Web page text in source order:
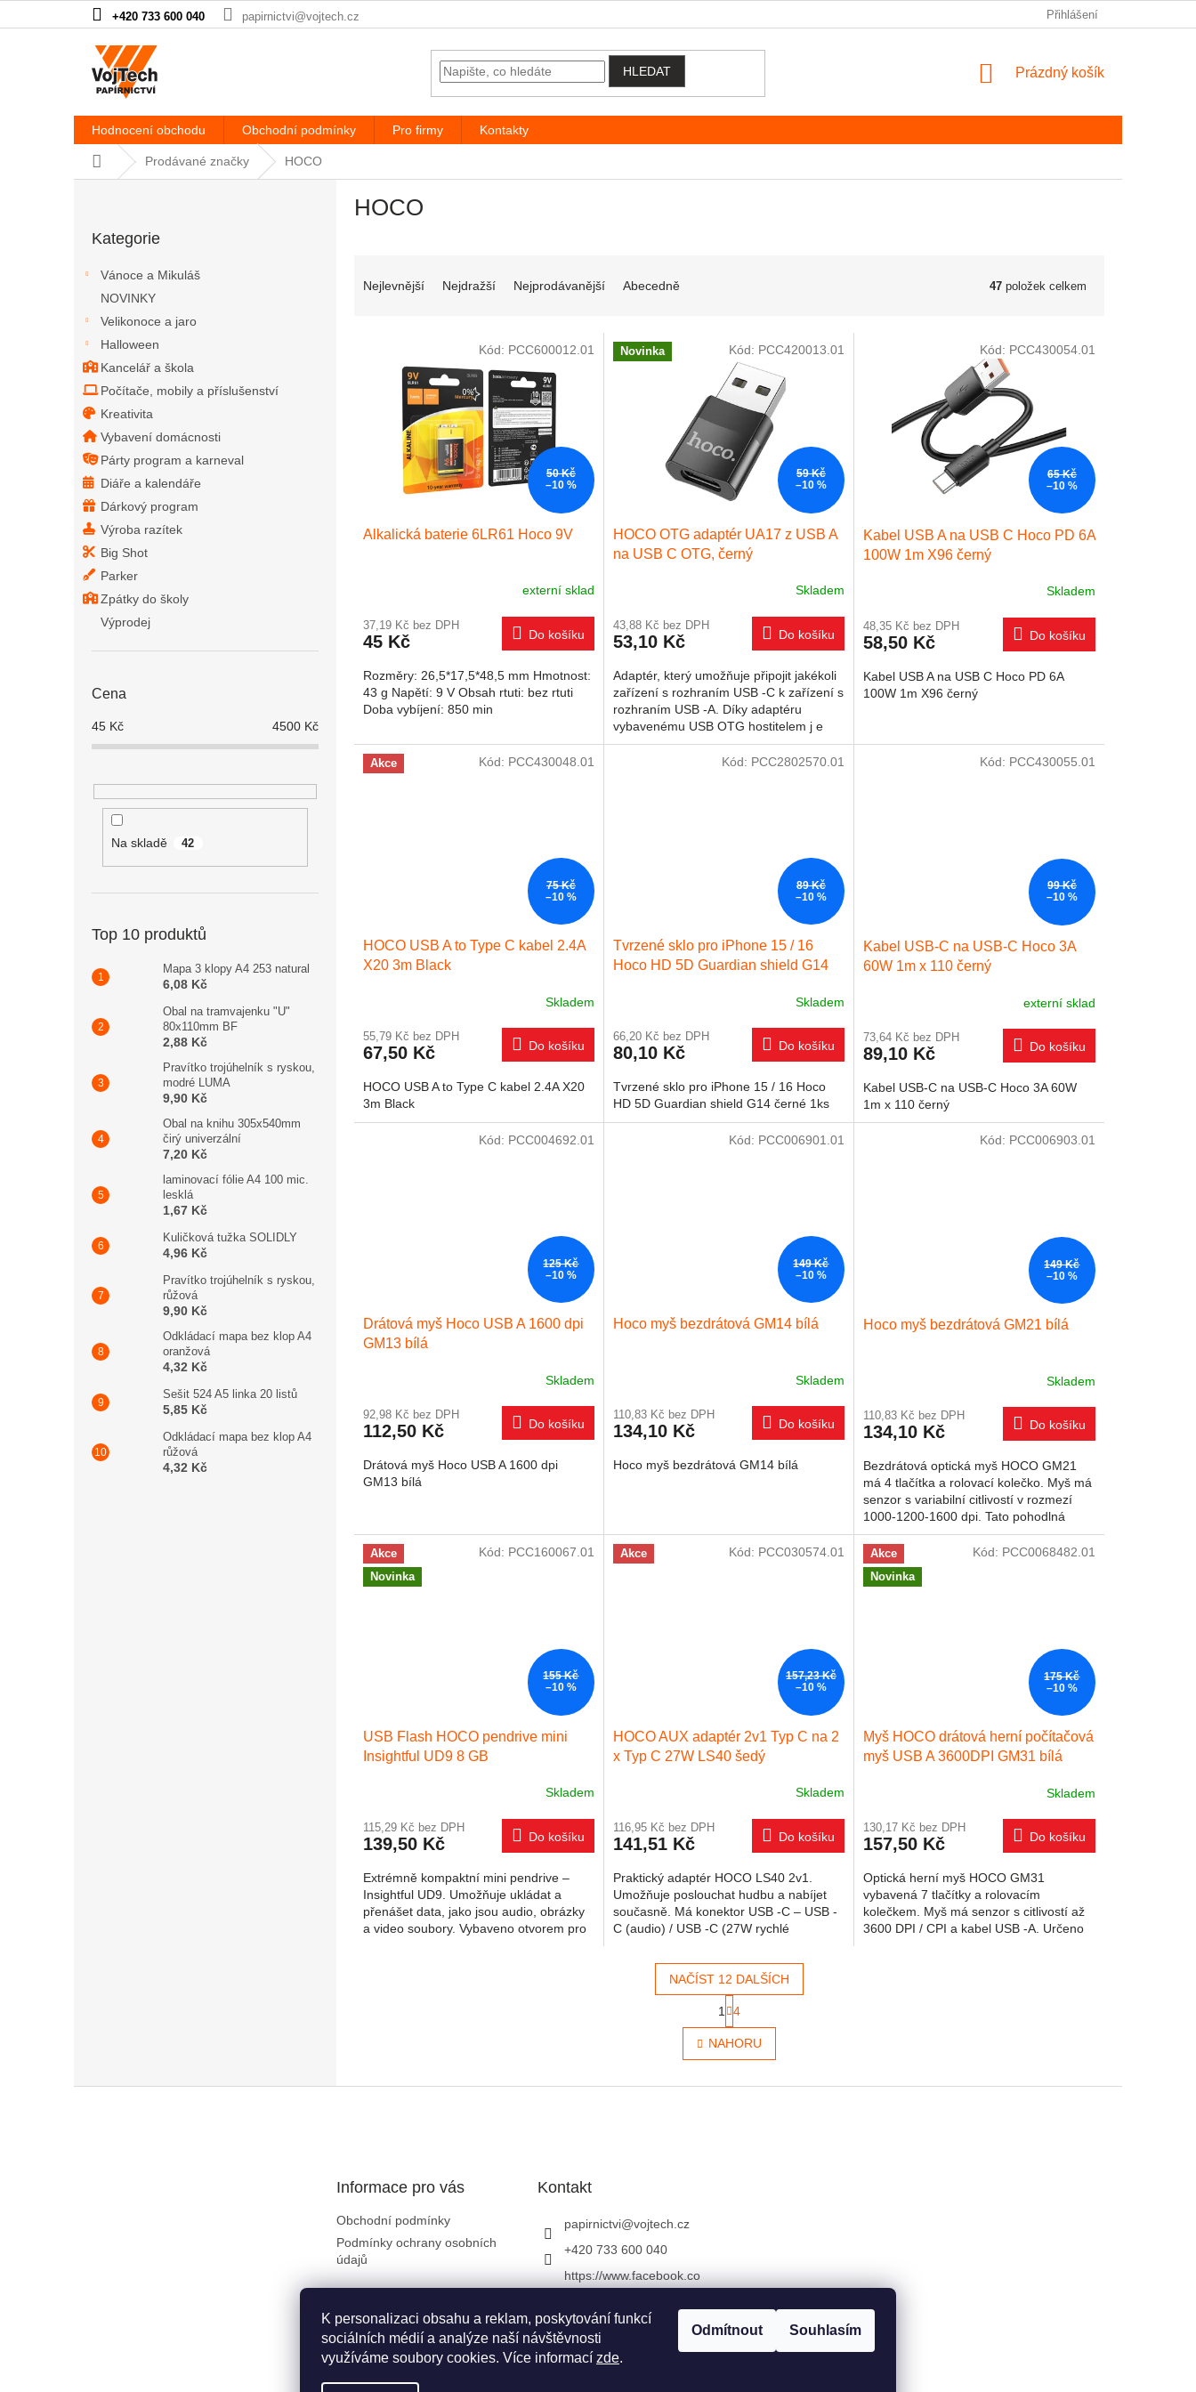
K personalizaci obsahu a reklam, poskytování funkcí
sociálních médií a analýze naší návštěvnosti
využíváme soubory cookies. Více informací zde.
Odmítnout Souhlasím
+420 733 600 040 papirnictvi@vojtech.cz Přihlášení
HLEDAT NÁKUPNÍ KOŠÍK
Prázdný košík
Hodnocení obchodu Obchodní podmínky Pro firmy Kontakty
Domů Prodávané značky HOCO
Kategorie
Vánoce a Mikuláš
NOVINKY
Velikonoce a jaro
Halloween
Kancelář a škola
Počítače, mobily a příslušenství
Kreativita
Vybavení domácnosti
Párty program a karneval
Diáře a kalendáře
Dárkový program
Výroba razítek
Big Shot
Parker
Zpátky do školy
Výprodej
Cena
45 Kč 4500 Kč
Na skladě 42
Top 10 produktů
Mapa 3 klopy A4 253 natural
6,08 Kč
Obal na tramvajenku "U"
80x110mm BF
2,88 Kč
Pravítko trojúhelník s ryskou,
modré LUMA
9,90 Kč
Obal na knihu 305x540mm
čirý univerzální
7,20 Kč
laminovací fólie A4 100 mic.
lesklá
1,67 Kč
Kuličková tužka SOLIDLY
4,96 Kč
Pravítko trojúhelník s ryskou,
růžová
9,90 Kč
Odkládací mapa bez klop A4
oranžová
4,32 Kč
Sešit 524 A5 linka 20 listů
5,85 Kč
Odkládací mapa bez klop A4
růžová
4,32 Kč
HOCO
Nejlevnější Nejdražší Nejprodávanější Abecedně 47 položek celkem
50 Kč
–10 %
Alkalická baterie 6LR61 Hoco 9V
externí sklad
37,19 Kč bez DPH
45 Kč Do košíku
Rozměry: 26,5*17,5*48,5 mm Hmotnost:
43 g Napětí: 9 V Obsah rtuti: bez rtuti
Doba vybíjení: 850 min
Kód: PCC600012.01 Novinka
59 Kč
–10 %
HOCO OTG adaptér UA17 z USB A
na USB C OTG, černý
Skladem
43,88 Kč bez DPH
53,10 Kč Do košíku
Adaptér, který umožňuje připojit jakékoli
zařízení s rozhraním USB -C k zařízení s
rozhraním USB -A. Díky adaptéru
vybavenému USB OTG hostitelem j e
možné zařízení používat s...
Kód: PCC420013.01
65 Kč
–10 %
Kabel USB A na USB C Hoco PD 6A
100W 1m X96 černý
Skladem
48,35 Kč bez DPH
58,50 Kč Do košíku
Kabel USB A na USB C Hoco PD 6A
100W 1m X96 černý
Kód: PCC430054.01
Akce
75 Kč
–10 %
HOCO USB A to Type C kabel 2.4A
X20 3m Black
Skladem
55,79 Kč bez DPH
67,50 Kč Do košíku
HOCO USB A to Type C kabel 2.4A X20
3m Black
Kód: PCC430048.01
89 Kč
–10 %
Tvrzené sklo pro iPhone 15 / 16
Hoco HD 5D Guardian shield G14
Skladem
66,20 Kč bez DPH
80,10 Kč Do košíku
Tvrzené sklo pro iPhone 15 / 16 Hoco
HD 5D Guardian shield G14 černé 1ks
Kód: PCC2802570.01
99 Kč
–10 %
Kabel USB-C na USB-C Hoco 3A
60W 1m x 110 černý
externí sklad
73,64 Kč bez DPH
89,10 Kč Do košíku
Kabel USB-C na USB-C Hoco 3A 60W
1m x 110 černý
Kód: PCC430055.01
125 Kč
–10 %
Drátová myš Hoco USB A 1600 dpi
GM13 bílá
Skladem
92,98 Kč bez DPH
112,50 Kč Do košíku
Drátová myš Hoco USB A 1600 dpi
GM13 bílá
Kód: PCC004692.01
149 Kč
–10 %
Hoco myš bezdrátová GM14 bílá
Skladem
110,83 Kč bez DPH
134,10 Kč Do košíku
Hoco myš bezdrátová GM14 bílá
Kód: PCC006901.01
149 Kč
–10 %
Hoco myš bezdrátová GM21 bílá
Skladem
110,83 Kč bez DPH
134,10 Kč Do košíku
Bezdrátová optická myš HOCO GM21
má 4 tlačítka a rolovací kolečko. Myš má
senzor s variabilní citlivostí v rozmezí
1000-1200-1600 dpi. Tato pohodlná
bezdrátová myš, navržená...
Kód: PCC006903.01
Akce
Novinka
155 Kč
–10 %
USB Flash HOCO pendrive mini
Insightful UD9 8 GB
Skladem
115,29 Kč bez DPH
139,50 Kč Do košíku
Extrémně kompaktní mini pendrive –
Insightful UD9. Umožňuje ukládat a
přenášet data, jako jsou audio, obrázky
a video soubory. Vybaveno otvorem pro
Kód: PCC160067.01 Akce
157,23 Kč
–10 %
HOCO AUX adaptér 2v1 Typ C na 2
x Typ C 27W LS40 šedý
Skladem
116,95 Kč bez DPH
141,51 Kč Do košíku
Praktický adaptér HOCO LS40 2v1.
Umožňuje poslouchat hudbu a nabíjet
současně. Má konektor USB -C – USB -
C (audio) / USB -C (27W rychlé
Kód: PCC030574.01
Akce
Novinka
175 Kč
–10 %
Myš HOCO drátová herní počítačová
myš USB A 3600DPI GM31 bílá
Skladem
130,17 Kč bez DPH
157,50 Kč Do košíku
Optická herní myš HOCO GM31
vybavená 7 tlačítky a rolovacím
kolečkem. Myš má senzor s citlivostí až
3600 DPI / CPI a kabel USB -A. Určeno
Kód: PCC0068482.01
Ovládací prvky výpisu
NAČÍST 12 DALŠÍCH
1 4
NAHORU
Informace pro vás
Obchodní podmínky
Podmínky ochrany osobních
údajů
Kontakt
papirnictvi@vojtech.cz
+420 733 600 040
https://www.facebook.co
m/papirnictvivojtech
papirnictvivojtech/
+420 733 600 040